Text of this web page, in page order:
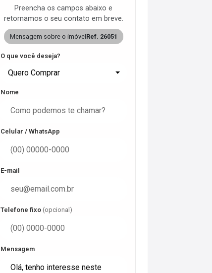
Preencha os campos abaixo e
retornamos o seu contato em breve.
Mensagem sobre o imóvel Ref. 26051
O que você deseja?
Quero Comprar
Nome
Celular / WhatsApp
E-mail
Telefone fixo (opcional)
Mensagem